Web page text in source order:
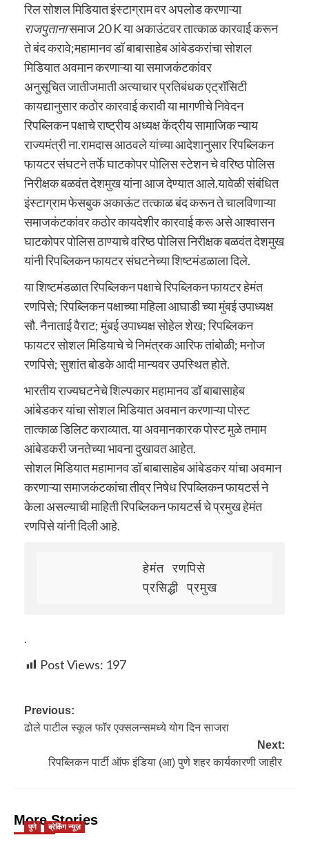
रिल सोशल मिडियात इंस्टाग्राम वर अपलोड करणाऱ्या
राजपुतानासमाज 20 K या अकाउंटवर तात्काळ कारवाई करून
ते बंद करावे;महामानव डॉ बाबासाहेब आंबेडकरांचा सोशल
मिडियात अवमान करणाऱ्या या समाजकंटकांवर
अनुसूचित जातीजमाती अत्याचार प्रतिबंधक एट्रॉसिटी
कायद्यानुसार कठोर कारवाई करावी या मागणीचे निवेदन
रिपब्लिकन पक्षाचे राष्ट्रीय अध्यक्ष केंद्रीय सामाजिक न्याय
राज्यमंत्री ना.रामदास आठवले यांच्या आदेशानुसार रिपब्लिकन
फायटर संघटने तर्फे घाटकोपर पोलिस स्टेशन चे वरिष्ठ पोलिस
निरीक्षक बळवंत देशमुख यांना आज देण्यात आले.यावेळी संबंधित
इंस्टाग्राम फेसबुक अकाऊंट तत्काळ बंद करून ते चालविणाऱ्या
समाजकंटकांवर कठोर कायदेशीर कारवाई करू असे आश्वासन
घाटकोपर पोलिस ठाण्याचे वरिष्ठ पोलिस निरीक्षक बळवंत देशमुख
यांनी रिपब्लिकन फायटर संघटनेच्या शिष्टमंडळाला दिले.
या शिष्टमंडळात रिपब्लिकन पक्षाचे रिपब्लिकन फायटर हेमंत
रणपिसे; रिपब्लिकन पक्षाच्या महिला आघाडी च्या मुंबई उपाध्यक्ष
सौ. नैनाताई वैराट; मुंबई उपाध्यक्ष सोहेल शेख; रिपब्लिकन
फायटर सोशल मिडियाचे चे निमंत्रक आरिफ तांबोळी; मनोज
रणपिसे; सुशांत बोडके आदी मान्यवर उपस्थित होते.
भारतीय राज्यघटनेचे शिल्पकार महामानव डॉ बाबासाहेब
आंबेडकर यांचा सोशल मिडियात अवमान करणाऱ्या पोस्ट
तात्काळ डिलिट कराव्यात. या अवमानकारक पोस्ट मुळे तमाम
आंबेडकरी जनतेच्या भावना दुखावत आहेत.
सोशल मिडियात महामानव डॉ बाबासाहेब आंबेडकर यांचा अवमान
करणाऱ्या समाजकंटकांचा तीव्र निषेध रिपब्लिकन फायटर्स ने
केला असल्याची माहिती रिपब्लिकन फायटर्स चे प्रमुख हेमंत
रणपिसे यांनी दिली आहे.
            हेमंत रणपिसे
            प्रसिद्धी प्रमुख
.
Post Views: 197
Previous:
ढोले पाटील स्कूल फॉर एक्सलन्समध्ये योग दिन साजरा
Next:
रिपब्लिकन पार्टी ऑफ इंडिया (आ) पुणे शहर कार्यकारणी जाहीर
More Stories
पुणे ब्रेकिंग न्यूज़